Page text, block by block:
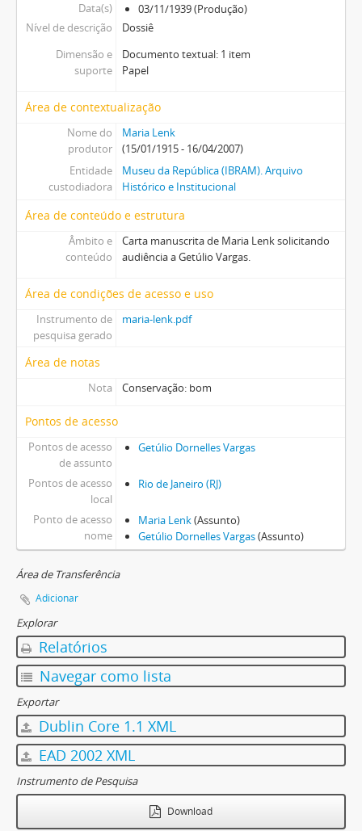
Data(s)
03/11/1939 (Produção)
Nível de descrição
Dossiê
Dimensão e
suporte
Documento textual: 1 item
Papel
Área de contextualização
Nome do
produtor
Maria Lenk
(15/01/1915 - 16/04/2007)
Entidade
custodiadora
Museu da República (IBRAM). Arquivo
Histórico e Institucional
Área de conteúdo e estrutura
Âmbito e
conteúdo
Carta manuscrita de Maria Lenk solicitando
audiência a Getúlio Vargas.
Área de condições de acesso e uso
Instrumento de
pesquisa gerado
maria-lenk.pdf
Área de notas
Nota Conservação: bom
Pontos de acesso
Pontos de acesso
de assunto
Getúlio Dornelles Vargas
Pontos de acesso
local
Rio de Janeiro (RJ)
Ponto de acesso
nome
Maria Lenk(Assunto)
Getúlio Dornelles Vargas(Assunto)
Área de Transferência
Adicionar
Explorar
Relatórios
Navegar como lista
Exportar
Dublin Core 1.1 XML
EAD 2002 XML
Instrumento de Pesquisa
Download